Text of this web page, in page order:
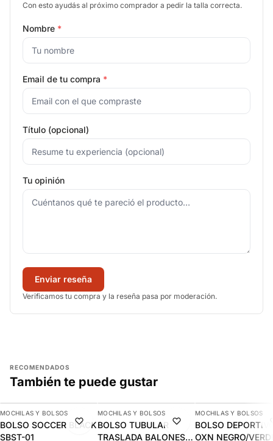
Con esto ayudás al próximo comprador a pedir la talla correcta.
Nombre *
Email de tu compra *
Título (opcional)
Tu opinión
Enviar reseña
Verificamos tu compra y la reseña pasa por moderación.
RECOMENDADOS
También te puede gustar
-13%
AGREGAR
MOCHILAS Y BOLSOS
BOLSO SOCCER BLACK
SBST-01
-13%
AGREGAR
MOCHILAS Y BOLSOS
BOLSO TUBULAR
TRASLADA BALONES
-10%
MOCHILAS Y BOLSOS
BOLSO
OXN NEGRO/